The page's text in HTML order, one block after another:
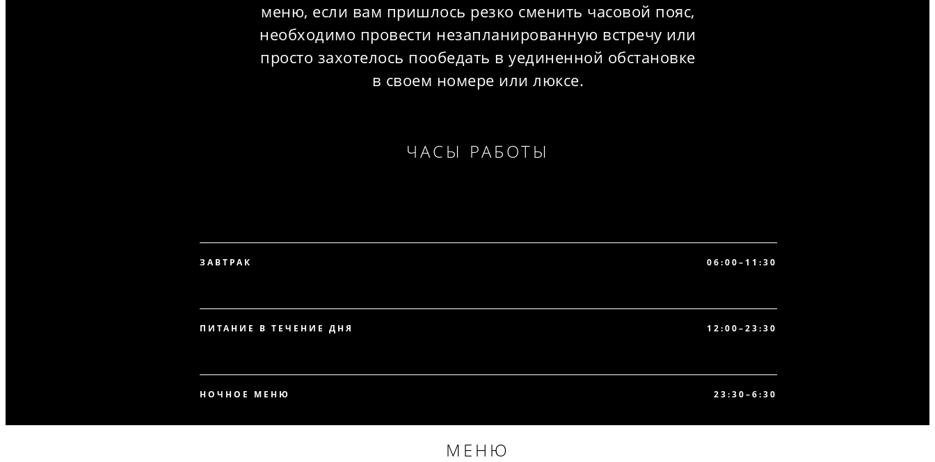
меню, если вам пришлось резко сменить часовой пояс,
необходимо провести незапланированную встречу или
просто захотелось пообедать в уединенной обстановке
в своем номере или люксе.
ЧАСЫ РАБОТЫ
ЗАВТРАК 06:00–11:30
ПИТАНИЕ В ТЕЧЕНИЕ ДНЯ 12:00–23:30
НОЧНОЕ МЕНЮ 23:30–6:30
МЕНЮ